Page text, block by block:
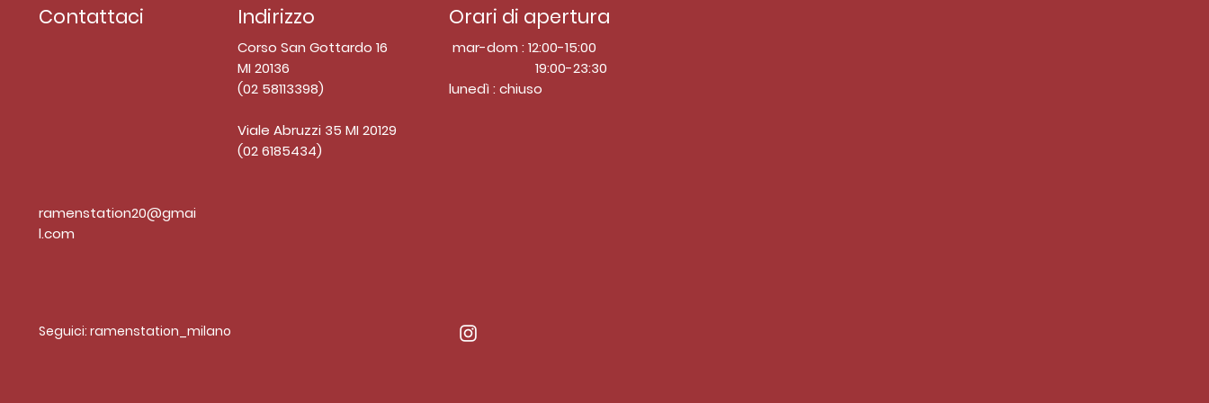
Contattaci Indirizzo
Corso San Gottardo 16
MI 20136
(02 58113398)
Viale Abruzzi 35 MI 20129
(02 6185434)
Orari di apertura
mar-dom : 12:00-15:00
19:00-23:30
lunedì : chiuso
ramenstation20@gmai
l.com
Seguici: ramenstation_milano